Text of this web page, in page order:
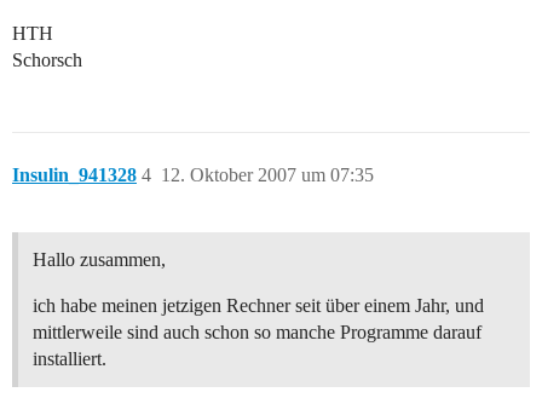
HTH
Schorsch
Insulin_941328 12. Oktober 2007 um 07:35
4
Hallo zusammen,
ich habe meinen jetzigen Rechner seit über einem Jahr, und
mittlerweile sind auch schon so manche Programme darauf
installiert.